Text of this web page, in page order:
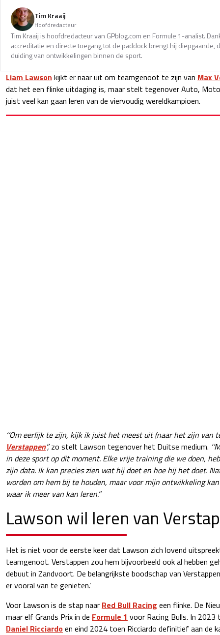
Tim Kraaij
Hoofdredacteur
Tim Kraaij is hoofdredacteur van GPblog.com en Formule 1-analist.
accreditatie en directe toegang tot de paddock brengt hij diepgaande,
duiding van ontwikkelingen binnen de sport.
Liam Lawson kijkt er naar uit om teamgenoot te zijn van Max
dat het een flinke uitdaging is, maar stelt tegenover Auto,
juist veel kan gaan leren van de viervoudig wereldkampioen.
‘’Om eerlijk te zijn, kijk ik juist het meest uit (naar het zijn van
Verstappen’’,zo stelt Lawson tegenover het Duitse medium.
in deze sport op dit moment. Elke vrije training die we doen,
zijn data. Ik kan precies zien wat hij doet en hoe hij het doet.
worden om hem bij te houden, maar voor mijn ontwikkeling
waar ik meer van kan leren.’’
Lawson wil leren van
Het is niet voor de eerste keer dat Lawson zich lovend
teamgenoot. Verstappen zou hem bijvoorbeeld ook al hebben
debuut in Zandvoort. De belangrijkste boodschap van
er vooral van te genieten.’
Voor Lawson is de stap naar Red Bull Racing een flinke. De
maar elf Grands Prix in de Formule 1 voor Racing Bulls. In 2023
Daniel Ricciardoen eind 2024 toen Ricciardo definitief aan de